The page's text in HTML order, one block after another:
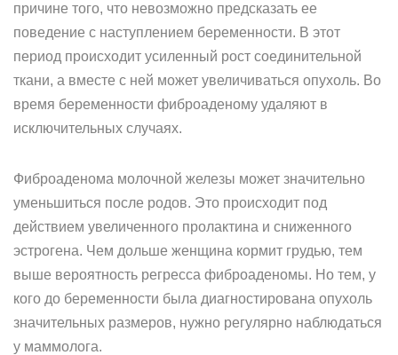
причине того, что невозможно предсказать ее
поведение с наступлением беременности. В этот
период происходит усиленный рост соединительной
ткани, а вместе с ней может увеличиваться опухоль. Во
время беременности фиброаденому удаляют в
исключительных случаях.
Фиброаденома молочной железы может значительно
уменьшиться после родов. Это происходит под
действием увеличенного пролактина и сниженного
эстрогена. Чем дольше женщина кормит грудью, тем
выше вероятность регресса фиброаденомы. Но тем, у
кого до беременности была диагностирована опухоль
значительных размеров, нужно регулярно наблюдаться
у маммолога.